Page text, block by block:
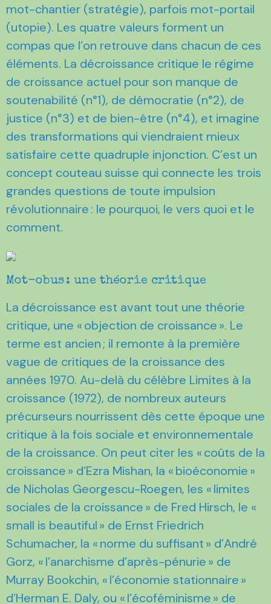
mot-chantier (stratégie), parfois mot-portail
(utopie). Les quatre valeurs forment un
compas que l’on retrouve dans chacun de ces
éléments. La décroissance critique le régime
de croissance actuel pour son manque de
soutenabilité (n°1), de démocratie (n°2), de
justice (n°3) et de bien-être (n°4), et imagine
des transformations qui viendraient mieux
satisfaire cette quadruple injonction. C’est un
concept couteau suisse qui connecte les trois
grandes questions de toute impulsion
révolutionnaire : le pourquoi, le vers quoi et le
comment.
Mot-obus : une théorie critique
La décroissance est avant tout une théorie
critique, une « objection de croissance ». Le
terme est ancien ; il remonte à la première
vague de critiques de la croissance des
années 1970. Au-delà du célèbre Limites à la
croissance (1972), de nombreux auteurs
précurseurs nourrissent dès cette époque une
critique à la fois sociale et environnementale
de la croissance. On peut citer les « coûts de la
croissance » d’Ezra Mishan, la « bioéconomie »
de Nicholas Georgescu-Roegen, les « limites
sociales de la croissance » de Fred Hirsch, le «
small is beautiful » de Ernst Friedrich
Schumacher, la « norme du suffisant » d’André
Gorz, « l’anarchisme d’après-pénurie » de
Murray Bookchin, « l’économie stationnaire »
d’Herman E. Daly, ou « l’écoféminisme » de